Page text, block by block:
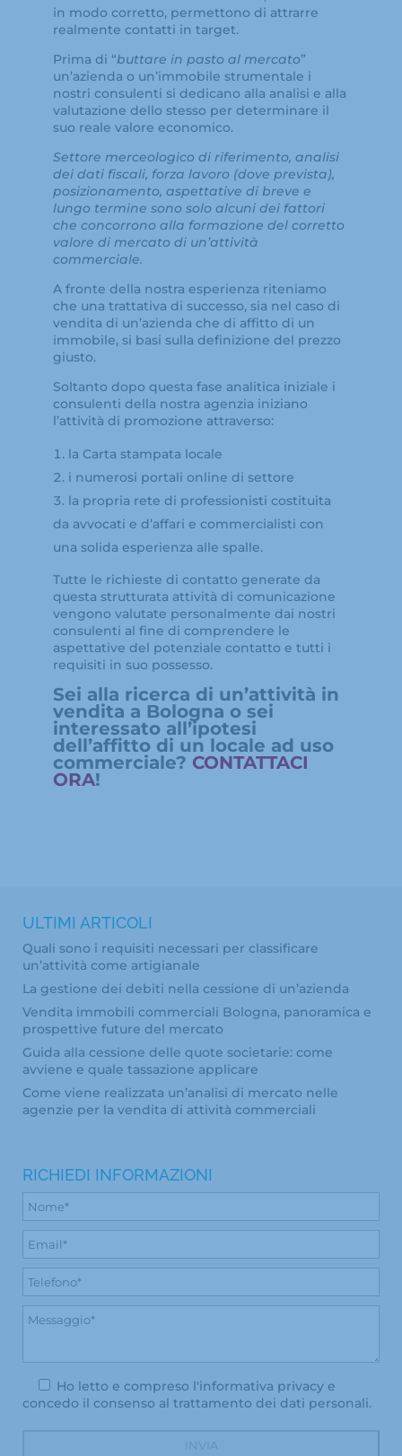
in modo corretto, permettono di attrarre
realmente contatti in target.
Prima di “buttare in pasto al mercato”
un’azienda o un’immobile strumentale i
nostri consulenti si dedicano alla analisi e alla
valutazione dello stesso per determinare il
suo reale valore economico.
Settore merceologico di riferimento, analisi
dei dati fiscali, forza lavoro (dove prevista),
posizionamento, aspettative di breve e
lungo termine sono solo alcuni dei fattori
che concorrono alla formazione del corretto
valore di mercato di un’attività
commerciale.
A fronte della nostra esperienza riteniamo
che una trattativa di successo, sia nel caso di
vendita di un’azienda che di affitto di un
immobile, si basi sulla definizione del prezzo
giusto.
Soltanto dopo questa fase analitica iniziale i
consulenti della nostra agenzia iniziano
l’attività di promozione attraverso:
la Carta stampata locale
i numerosi portali online di settore
la propria rete di professionisti costituita
da avvocati e d’affari e commercialisti con
una solida esperienza alle spalle.
Tutte le richieste di contatto generate da
questa strutturata attività di comunicazione
vengono valutate personalmente dai nostri
consulenti al fine di comprendere le
aspettative del potenziale contatto e tutti i
requisiti in suo possesso.
Sei alla ricerca di un’attività in
vendita a Bologna o sei
interessato all’ipotesi
dell’affitto di un locale ad uso
commerciale? CONTATTACI
ORA!
ULTIMI ARTICOLI
Quali sono i requisiti necessari per classificare
un’attività come artigianale
La gestione dei debiti nella cessione di un’azienda
Vendita immobili commerciali Bologna, panoramica e
prospettive future del mercato
Guida alla cessione delle quote societarie: come
avviene e quale tassazione applicare
Come viene realizzata un’analisi di mercato nelle
agenzie per la vendita di attività commerciali
RICHIEDI INFORMAZIONI
Ho letto e compreso l'informativa privacy e
concedo il consenso al trattamento dei dati personali.